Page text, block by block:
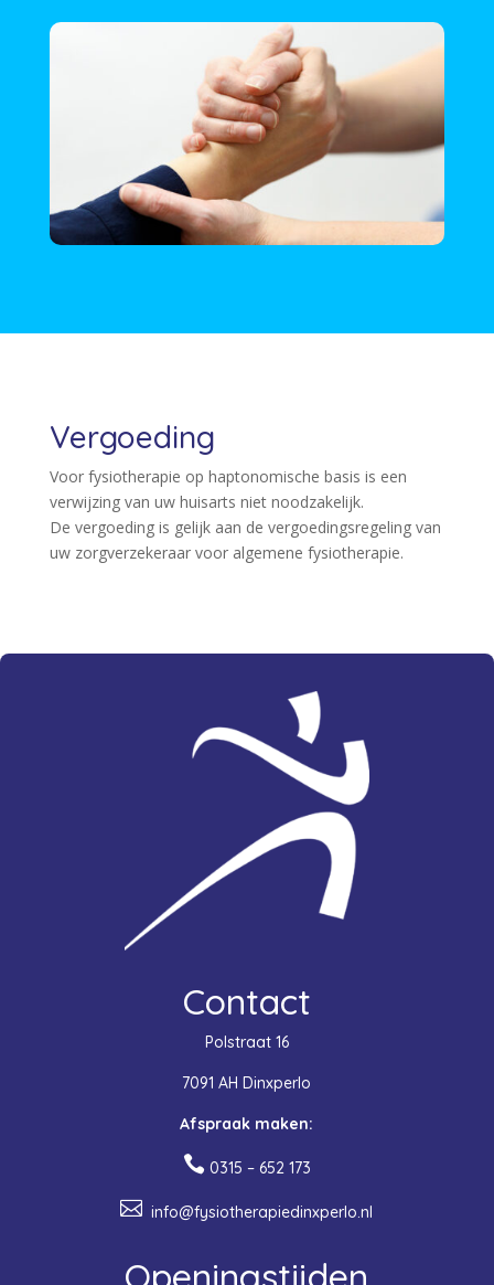
Vergoeding
Voor fysiotherapie op haptonomische basis is een
verwijzing van uw huisarts niet noodzakelijk.
De vergoeding is gelijk aan de vergoedingsregeling van
uw zorgverzekeraar voor algemene fysiotherapie.
Contact
Polstraat 16
7091 AH Dinxperlo
Afspraak maken:
 0315 – 652 173
 info@fysiotherapiedinxperlo.nl